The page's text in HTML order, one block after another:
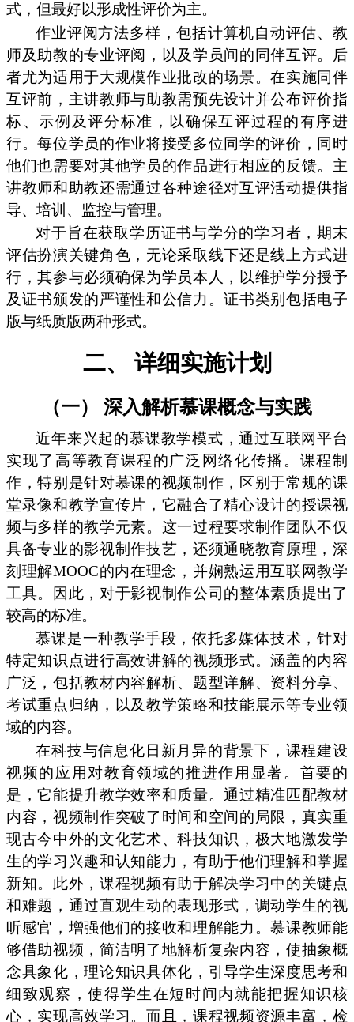
式，但最好以形成性评价为主。
作业评阅方法多样，包括计算机自动评估、教
师及助教的专业评阅，以及学员间的同伴互评。后
者尤为适用于大规模作业批改的场景。在实施同伴
互评前，主讲教师与助教需预先设计并公布评价指
标、示例及评分标准，以确保互评过程的有序进
行。每位学员的作业将接受多位同学的评价，同时
他们也需要对其他学员的作品进行相应的反馈。主
讲教师和助教还需通过各种途径对互评活动提供指
导、培训、监控与管理。
对于旨在获取学历证书与学分的学习者，期末
评估扮演关键角色，无论采取线下还是线上方式进
行，其参与必须确保为学员本人，以维护学分授予
及证书颁发的严谨性和公信力。证书类别包括电子
版与纸质版两种形式。
二、 详细实施计划
（一） 深入解析慕课概念与实践
近年来兴起的慕课教学模式，通过互联网平台
实现了高等教育课程的广泛网络化传播。课程制
作，特别是针对慕课的视频制作，区别于常规的课
堂录像和教学宣传片，它融合了精心设计的授课视
频与多样的教学元素。这一过程要求制作团队不仅
具备专业的影视制作技艺，还须通晓教育原理，深
刻理解MOOC的内在理念，并娴熟运用互联网教学
工具。因此，对于影视制作公司的整体素质提出了
较高的标准。
慕课是一种教学手段，依托多媒体技术，针对
特定知识点进行高效讲解的视频形式。涵盖的内容
广泛，包括教材内容解析、题型详解、资料分享、
考试重点归纳，以及教学策略和技能展示等专业领
域的内容。
在科技与信息化日新月异的背景下，课程建设
视频的应用对教育领域的推进作用显著。首要的
是，它能提升教学效率和质量。通过精准匹配教材
内容，视频制作突破了时间和空间的局限，真实重
现古今中外的文化艺术、科技知识，极大地激发学
生的学习兴趣和认知能力，有助于他们理解和掌握
新知。此外，课程视频有助于解决学习中的关键点
和难题，通过直观生动的表现形式，调动学生的视
听感官，增强他们的接收和理解能力。慕课教师能
够借助视频，简洁明了地解析复杂内容，使抽象概
念具象化，理论知识具体化，引导学生深度思考和
细致观察，使得学生在短时间内就能把握知识核
心，实现高效学习。而且，课程视频资源丰富，检